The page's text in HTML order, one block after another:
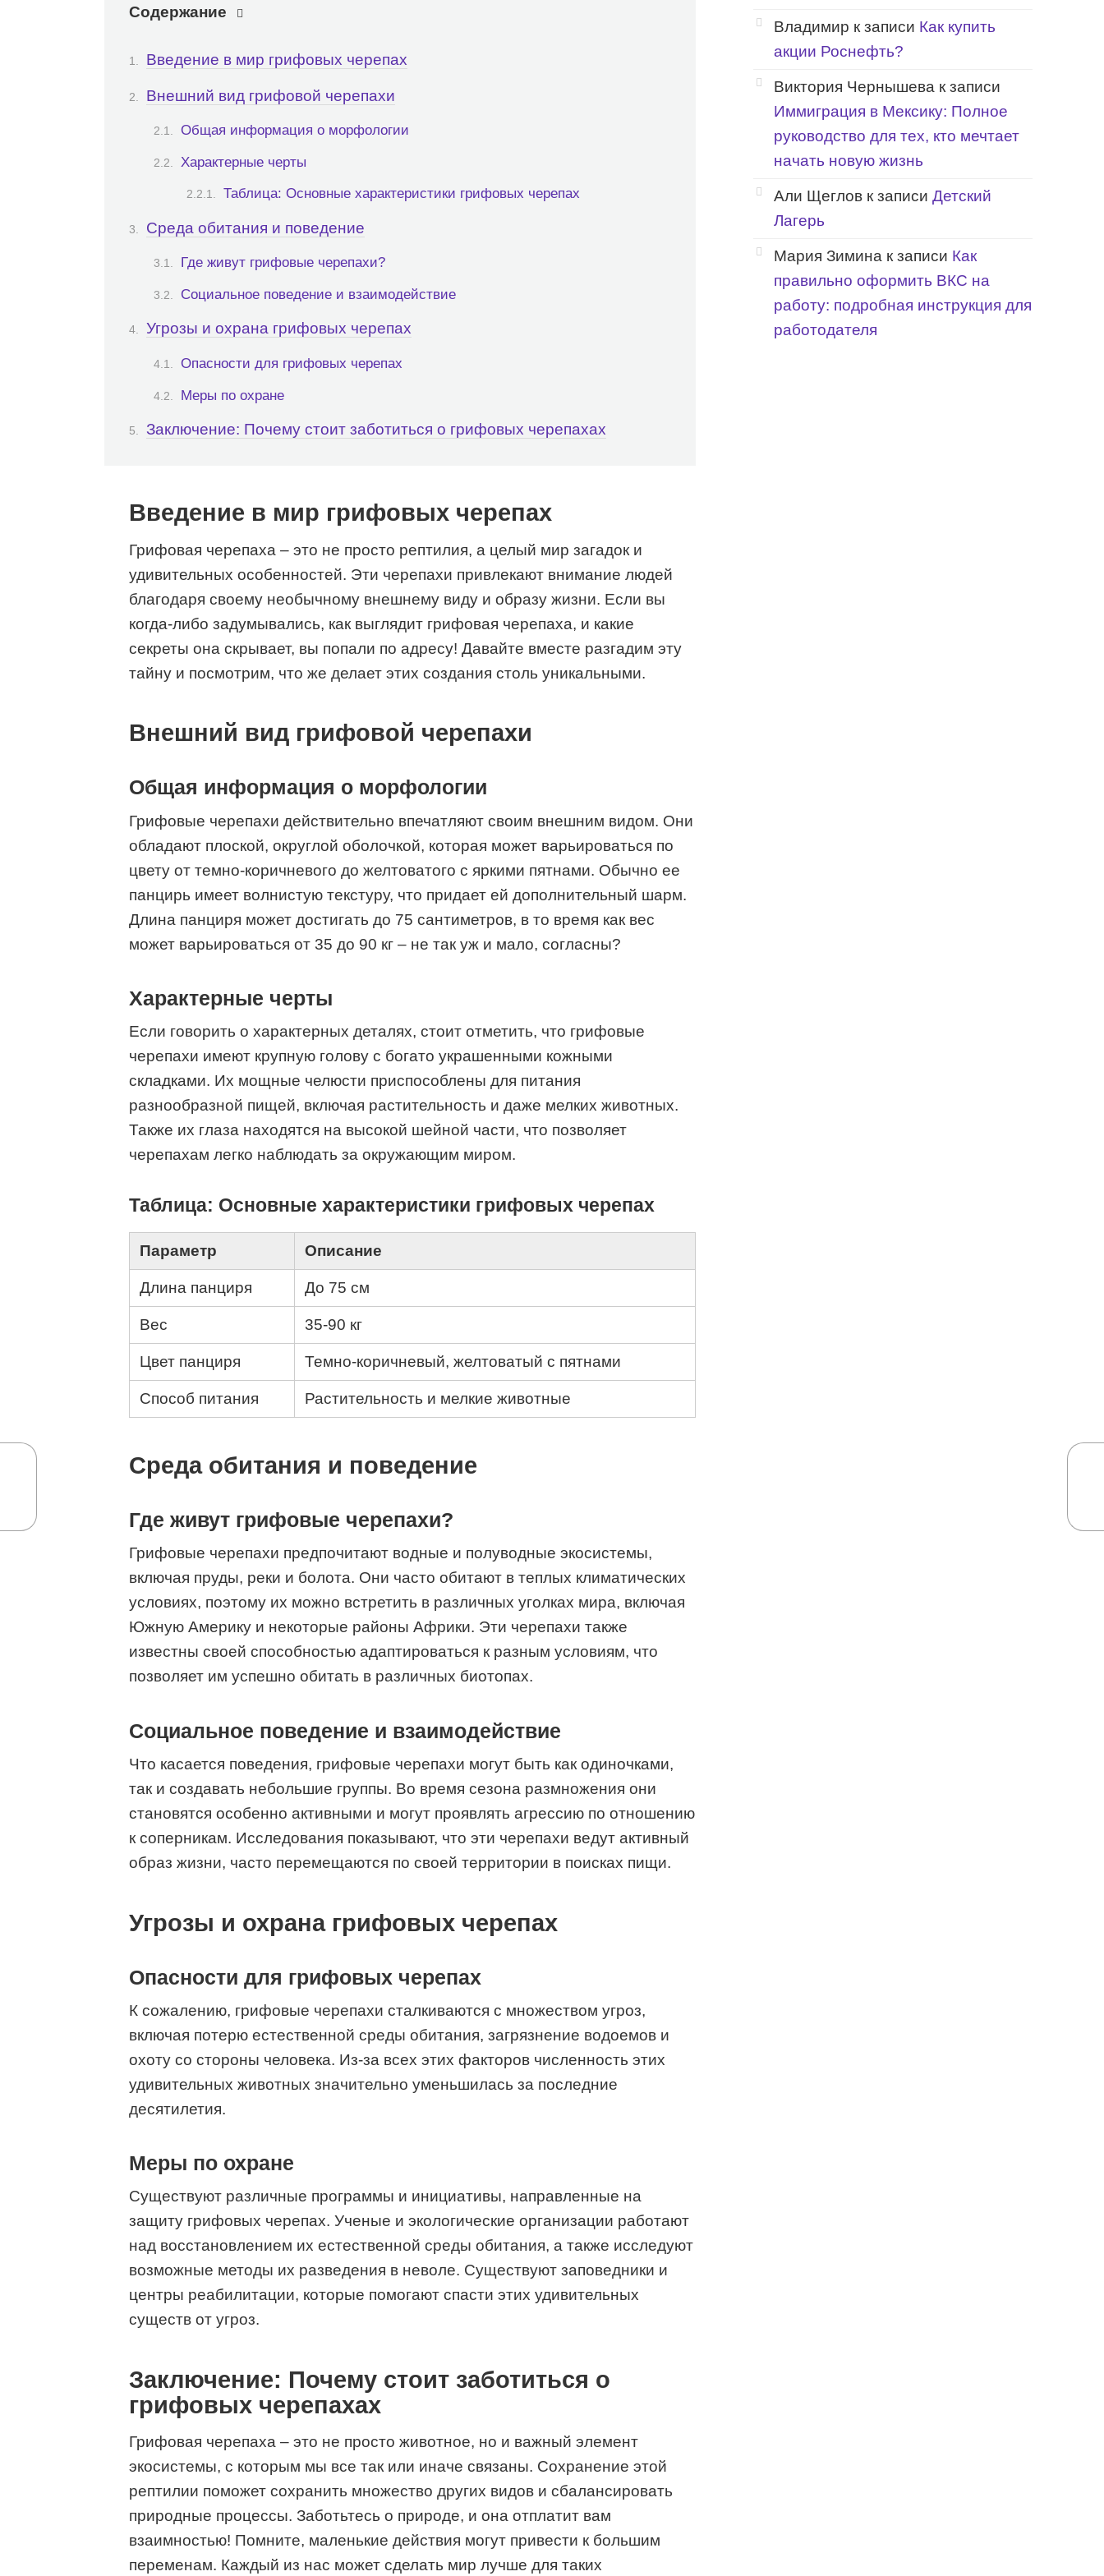
Содержание
Введение в мир грифовых черепах
Внешний вид грифовой черепахи
Общая информация о морфологии
Характерные черты
Таблица: Основные характеристики грифовых черепах
Среда обитания и поведение
Где живут грифовые черепахи?
Социальное поведение и взаимодействие
Угрозы и охрана грифовых черепах
Опасности для грифовых черепах
Меры по охране
Заключение: Почему стоит заботиться о грифовых черепахах
Введение в мир грифовых черепах
Грифовая черепаха – это не просто рептилия, а целый мир загадок и
удивительных особенностей. Эти черепахи привлекают внимание людей
благодаря своему необычному внешнему виду и образу жизни. Если вы
когда-либо задумывались, как выглядит грифовая черепаха, и какие
секреты она скрывает, вы попали по адресу! Давайте вместе разгадим эту
тайну и посмотрим, что же делает этих создания столь уникальными.
Внешний вид грифовой черепахи
Общая информация о морфологии
Грифовые черепахи действительно впечатляют своим внешним видом. Они
обладают плоской, округлой оболочкой, которая может варьироваться по
цвету от темно-коричневого до желтоватого с яркими пятнами. Обычно ее
панцирь имеет волнистую текстуру, что придает ей дополнительный шарм.
Длина панциря может достигать до 75 сантиметров, в то время как вес
может варьироваться от 35 до 90 кг – не так уж и мало, согласны?
Характерные черты
Если говорить о характерных деталях, стоит отметить, что грифовые
черепахи имеют крупную голову с богато украшенными кожными
складками. Их мощные челюсти приспособлены для питания
разнообразной пищей, включая растительность и даже мелких животных.
Также их глаза находятся на высокой шейной части, что позволяет
черепахам легко наблюдать за окружающим миром.
Таблица: Основные характеристики грифовых черепах
Параметр Описание
Длина панциря До 75 см
Вес 35-90 кг
Цвет панциря Темно-коричневый, желтоватый с пятнами
Способ питания Растительность и мелкие животные
Среда обитания и поведение
Где живут грифовые черепахи?
Грифовые черепахи предпочитают водные и полуводные экосистемы,
включая пруды, реки и болота. Они часто обитают в теплых климатических
условиях, поэтому их можно встретить в различных уголках мира, включая
Южную Америку и некоторые районы Африки. Эти черепахи также
известны своей способностью адаптироваться к разным условиям, что
позволяет им успешно обитать в различных биотопах.
Социальное поведение и взаимодействие
Что касается поведения, грифовые черепахи могут быть как одиночками,
так и создавать небольшие группы. Во время сезона размножения они
становятся особенно активными и могут проявлять агрессию по отношению
к соперникам. Исследования показывают, что эти черепахи ведут активный
образ жизни, часто перемещаются по своей территории в поисках пищи.
Угрозы и охрана грифовых черепах
Опасности для грифовых черепах
К сожалению, грифовые черепахи сталкиваются с множеством угроз,
включая потерю естественной среды обитания, загрязнение водоемов и
охоту со стороны человека. Из-за всех этих факторов численность этих
удивительных животных значительно уменьшилась за последние
десятилетия.
Меры по охране
Существуют различные программы и инициативы, направленные на
защиту грифовых черепах. Ученые и экологические организации работают
над восстановлением их естественной среды обитания, а также исследуют
возможные методы их разведения в неволе. Существуют заповедники и
центры реабилитации, которые помогают спасти этих удивительных
существ от угроз.
Заключение: Почему стоит заботиться о
грифовых черепахах
Грифовая черепаха – это не просто животное, но и важный элемент
экосистемы, с которым мы все так или иначе связаны. Сохранение этой
рептилии поможет сохранить множество других видов и сбалансировать
природные процессы. Заботьтесь о природе, и она отплатит вам
взаимностью! Помните, маленькие действия могут привести к большим
переменам. Каждый из нас может сделать мир лучше для таких
Владимир к записи Как купить
акции Роснефть?
Виктория Чернышева к записи
Иммиграция в Мексику: Полное
руководство для тех, кто мечтает
начать новую жизнь
Али Щеглов к записи Детский
Лагерь
Мария Зимина к записи Как
правильно оформить ВКС на
работу: подробная инструкция для
работодателя